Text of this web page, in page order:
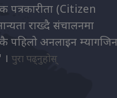
पत्रकारीता (Citizen
राख्दै संचालनमा
पहिलो अनलाइन म्यागजिन
पुरा पढ्नुहोस्